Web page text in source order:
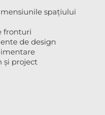
spațiului
fronturi
de design
și project